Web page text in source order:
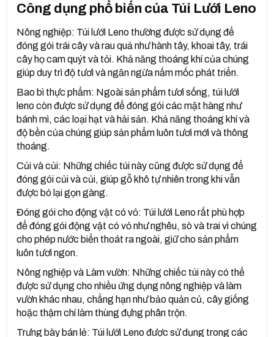
Công dụng phổ biến của Túi Lưới Leno
Nông nghiệp: Túi lưới Leno thường được sử dụng để
đóng gói trái cây và rau quả như hành tây, khoai tây, trái
cây họ cam quýt và tỏi. Khả năng thoáng khí của chúng
giúp duy trì độ tươi và ngăn ngừa nấm mốc phát triển.
Bao bì thực phẩm: Ngoài sản phẩm tươi sống, túi lưới
leno còn được sử dụng để đóng gói các mặt hàng như
bánh mì, các loại hạt và hải sản. Khả năng thoáng khí và
độ bền của chúng giúp sản phẩm luôn tươi mới và thông
thoáng.
Củi và củi: Những chiếc túi này cũng được sử dụng để
đóng gói củi và củi, giúp gỗ khô tự nhiên trong khi vẫn
được bó lại gọn gàng.
Đóng gói cho động vật có vỏ: Túi lưới Leno rất phù hợp
để đóng gói động vật có vỏ như nghêu, sò và trai vì chúng
cho phép nước biển thoát ra ngoài, giữ cho sản phẩm
luôn tươi ngon.
Nông nghiệp và Làm vườn: Những chiếc túi này có thể
được sử dụng cho nhiều ứng dụng nông nghiệp và làm
vườn khác nhau, chẳng hạn như bảo quản củ, cây giống
hoặc thậm chí làm thùng đựng phân trộn.
Trưng bày bán lẻ: Túi lưới Leno được sử dụng trong các